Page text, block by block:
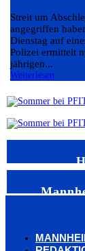
Streit um
angegriffen
Dienstag auf
Polizei ermittelt
jährigen...
Weiterlesen